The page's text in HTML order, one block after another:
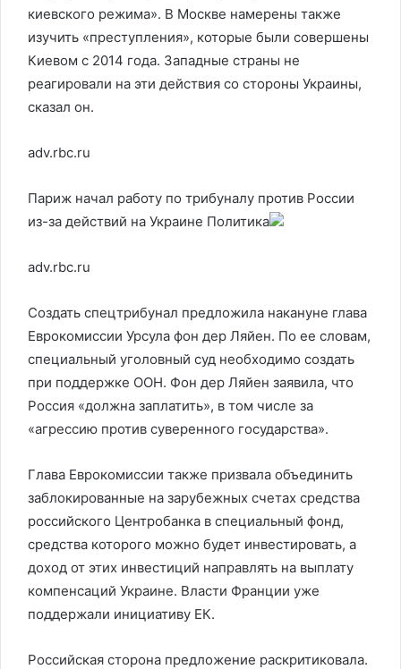
киевского режима». В Москве намерены также
изучить «преступления», которые были совершены
Киевом с 2014 года. Западные страны не
реагировали на эти действия со стороны Украины,
сказал он.
adv.rbc.ru
Париж начал работу по трибуналу против России
из-за действий на Украине Политика
adv.rbc.ru
Создать спецтрибунал предложила накануне глава
Еврокомиссии Урсула фон дер Ляйен. По ее словам,
специальный уголовный суд необходимо создать
при поддержке ООН. Фон дер Ляйен заявила, что
Россия «должна заплатить», в том числе за
«агрессию против суверенного государства».
Глава Еврокомиссии также призвала объединить
заблокированные на зарубежных счетах средства
российского Центробанка в специальный фонд,
средства которого можно будет инвестировать, а
доход от этих инвестиций направлять на выплату
компенсаций Украине. Власти Франции уже
поддержали инициативу ЕК.
Российская сторона предложение раскритиковала.